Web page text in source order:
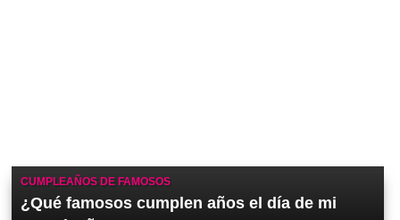
CUMPLEAÑOS DE FAMOSOS
¿Qué famosos cumplen años el día de mi